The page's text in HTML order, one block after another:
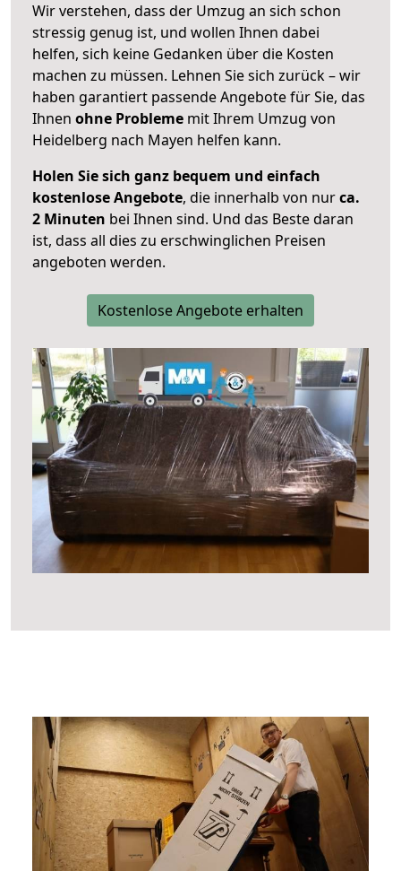
Wir verstehen, dass der Umzug an sich schon
stressig genug ist, und wollen Ihnen dabei
helfen, sich keine Gedanken über die Kosten
machen zu müssen. Lehnen Sie sich zurück – wir
haben garantiert passende Angebote für Sie, das
Ihnen ohne Probleme mit Ihrem Umzug von
Heidelberg nach Mayen helfen kann.
Holen Sie sich ganz bequem und einfach
kostenlose Angebote, die innerhalb von nurca.
2 Minuten bei Ihnen sind. Und das Beste daran
ist, dass all dies zu erschwinglichen Preisen
angeboten werden.
Kostenlose Angebote erhalten